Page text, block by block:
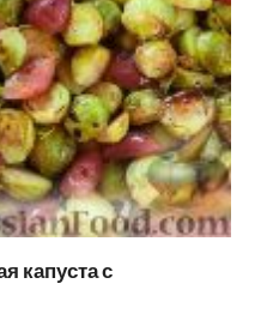
капуста с